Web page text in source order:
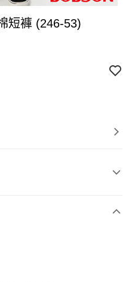
短褲 (246-53)